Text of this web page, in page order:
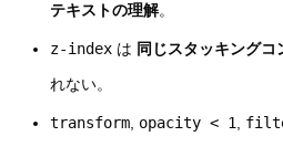
テキストの理解。
z-indexは 同じスタッキングコ
れない。
transform, opacity < 1